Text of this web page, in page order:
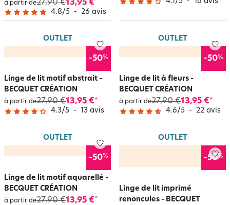
à partir de27,90 €13,95 €*
4.8/5 - 26 avis
OUTLET
-50%
Linge de lit motif abstrait –
BECQUET CRÉATION
à partir de27,90 €13,95 €*
4.3/5 - 13 avis
OUTLET
-50%
Linge de lit à fleurs -
BECQUET CRÉATION
à partir de27,90 €13,95 €*
4.6/5 - 22 avis
OUTLET
-50%
Linge de lit motif aquarellé -
BECQUET CRÉATION
à partir de27,90 €13,95 €*
OUTLET
-50%
Linge de lit imprimé
renoncules - BECQUET